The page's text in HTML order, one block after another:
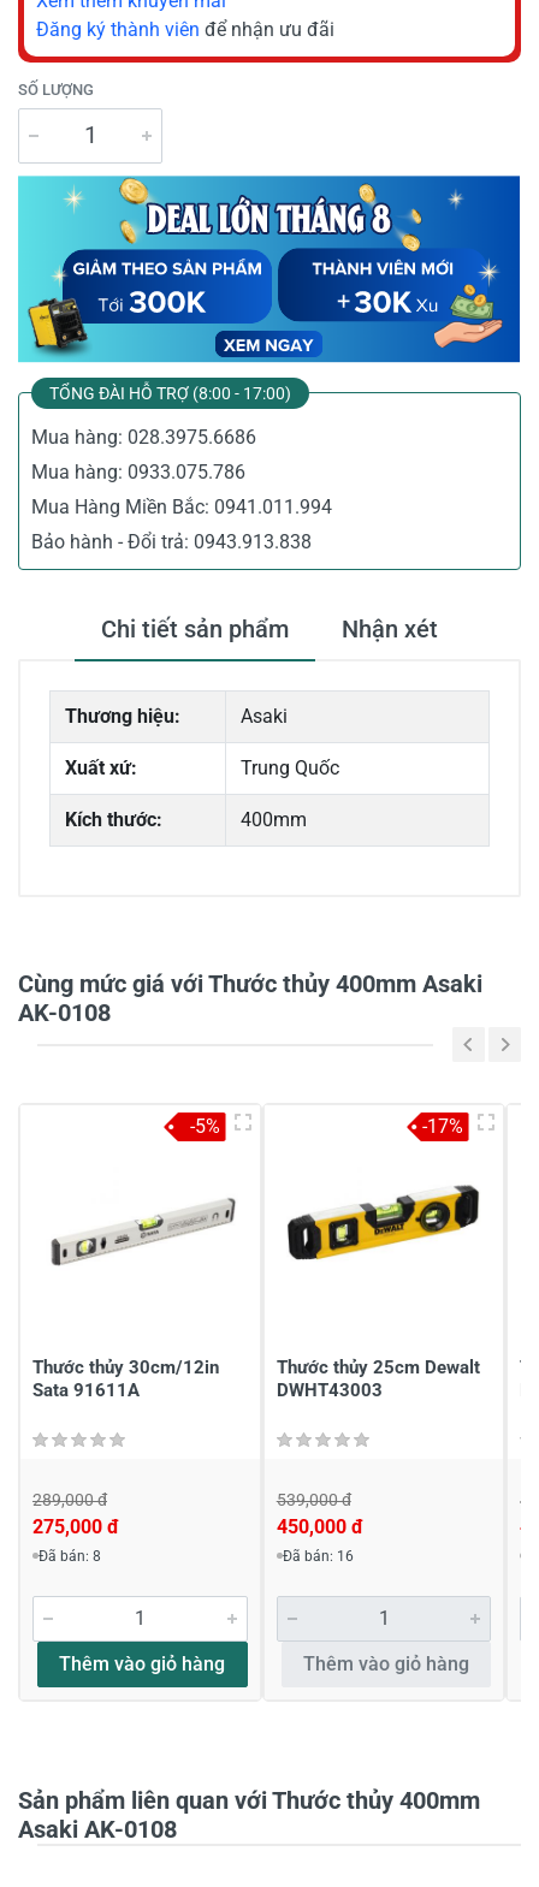
Đăng ký thành viên để nhận ưu đãi
SỐ LƯỢNG
TỔNG ĐÀI HỖ TRỢ (8:00 - 17:00)
Mua hàng: 028.3975.6686
Mua hàng: 0933.075.786
Mua Hàng Miền Bắc: 0941.011.994
Bảo hành - Đổi trả: 0943.913.838
Chi tiết sản phẩm Nhận xét
Thương hiệu: Asaki
Xuất xứ: Trung Quốc
Kích thước: 400mm
Viết nhận xét về sản phẩm
Đánh giá sao
Tiêu đề của nhận xét *
Cùng mức giá với Thước thủy 400mm Asaki
AK-0108
Thước thủy 30cm/12in
Sata 91611A
289,000 đ
275,000 đ
Đã bán: 8
Thêm vào giỏ hàng
-5%
Thước thủy 25cm Dewalt
DWHT43003
539,000 đ
450,000 đ
Đã bán: 16
Thêm vào giỏ hàng
-17%
Sản phẩm liên quan với Thước thủy 400mm
Asaki AK-0108